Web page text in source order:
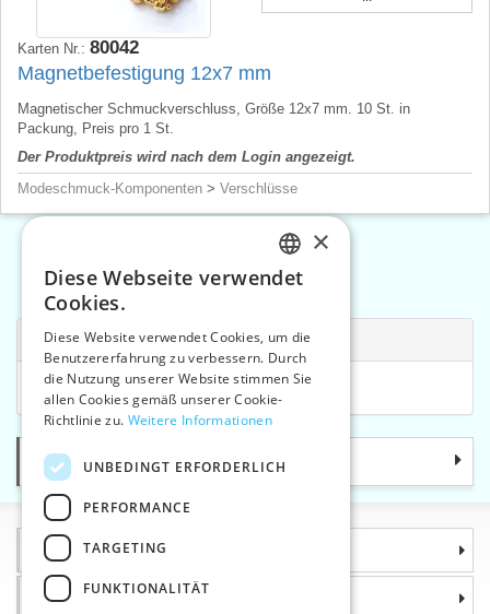
Karten Nr.: 80042
Magnetbefestigung 12x7 mm
Magnetischer Schmuckverschluss, Größe 12x7 mm. 10 St. in
Packung, Preis pro 1 St.
Der Produktpreis wird nach dem Login angezeigt.
Modeschmuck-Komponenten > Verschlüsse
« 1 2 3 »
Verwandte Kategorien
Scheren und Zangen>Zangen
Kategorie
Informationen
Warum sollten Sie gerade uns wählen?
CZECH
ENGLISH
×
Diese Webseite verwendet
Cookies.
Diese Website verwendet Cookies, um die
Benutzererfahrung zu verbessern. Durch
die Nutzung unserer Website stimmen Sie
allen Cookies gemäß unserer Cookie-
Richtlinie zu. Weitere Informationen
UNBEDINGT ERFORDERLICH
PERFORMANCE
TARGETING
FUNKTIONALITÄT